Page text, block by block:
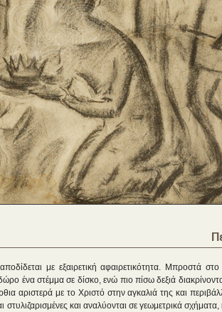
με εξαιρετική αφαιρετικότητα. Μπροστά
ένα στέμμα σε δίσκο, ενώ πιο πίσω δεξιά
αριστερά με το Χριστό στην αγκαλιά της και
στυλιζαρισμένες και αναλύονται σε γεωμετρικά